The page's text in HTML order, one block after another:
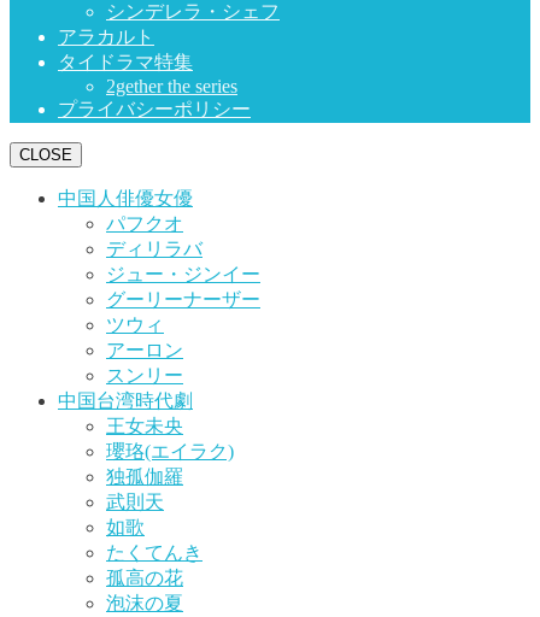
シンデレラ・シェフ
アラカルト
タイドラマ特集
2gether the series
プライバシーポリシー
CLOSE
中国人俳優女優
パフクオ
ディリラバ
ジュー・ジンイー
グーリーナーザー
ツウィ
アーロン
スンリー
中国台湾時代劇
王女未央
瓔珞(エイラク)
独孤伽羅
武則天
如歌
たくてんき
孤高の花
泡沫の夏